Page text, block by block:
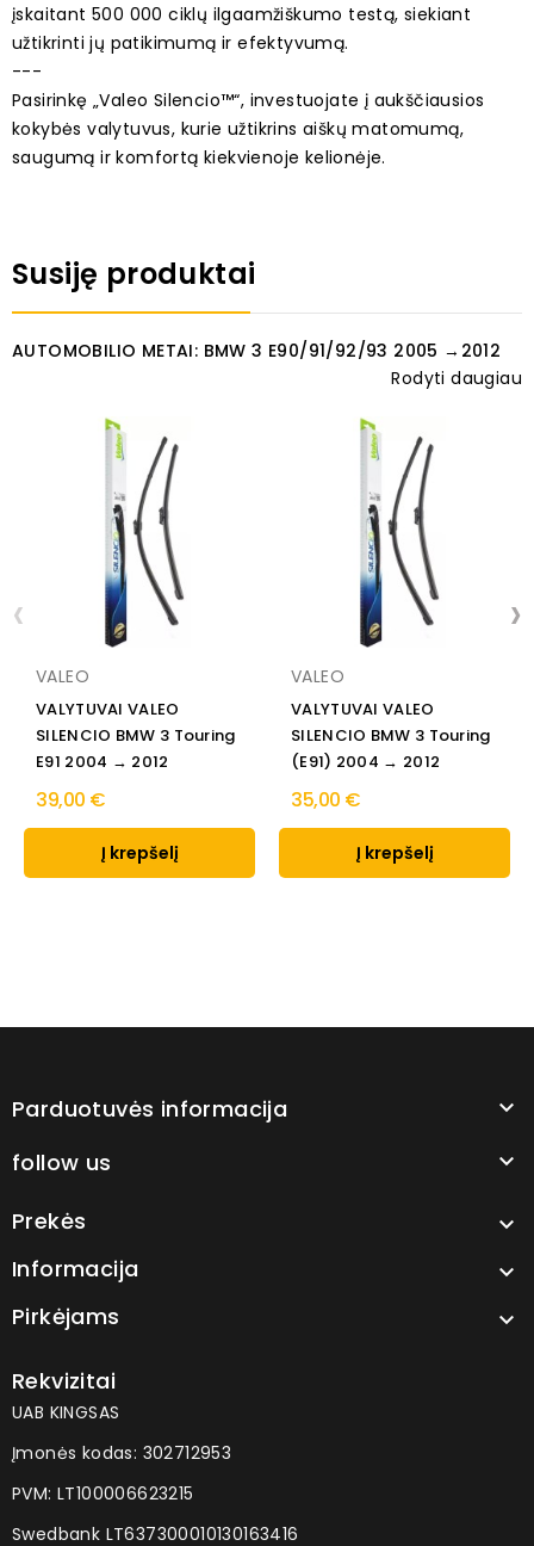
įskaitant 500 000 ciklų ilgaamžiškumo testą, siekiant
užtikrinti jų patikimumą ir efektyvumą.
---
Pasirinkę „Valeo Silencio™“, investuojate į aukščiausios
kokybės valytuvus, kurie užtikrins aiškų matomumą,
saugumą ir komfortą kiekvienoje kelionėje.
Susiję produktai
AUTOMOBILIO METAI: BMW 3 E90/91/92/93 2005 →2012
Rodyti daugiau
VALEO
VALYTUVAI VALEO
SILENCIO BMW 3 Touring
E91 2004 → 2012
39,00 €
Į krepšelį
VALEO
VALYTUVAI VALEO
SILENCIO BMW 3 Touring
(E91) 2004 → 2012
35,00 €
Į krepšelį
‹ ›
Parduotuvės informacija 
follow us 
Prekės 
Informacija 
Pirkėjams 
Rekvizitai
UAB KINGSAS
Įmonės kodas: 302712953
PVM: LT100006623215
Swedbank LT637300010130163416